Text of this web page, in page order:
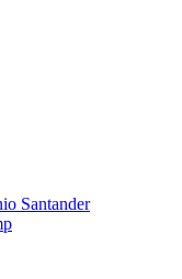
Santander